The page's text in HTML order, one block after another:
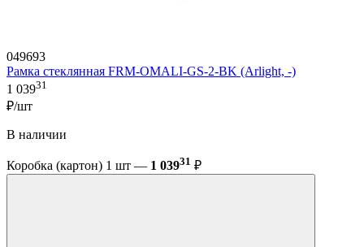
049693
Рамка стеклянная FRM-OMALI-GS-2-BK (Arlight, -)
1 03931
₽/шт
В наличии
Коробка (картон) 1 шт — 1 03931 ₽